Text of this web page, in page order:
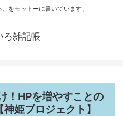
をモットーに書いています。
ろ雑記帳
！HPを増やすことの
姫プロジェクト】